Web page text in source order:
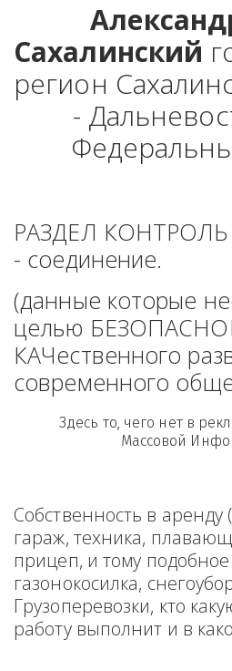
Сахалинский
регион
-
РАЗДЕЛ КОНТРОЛЬ
- соединение.
(данные которые
целью
КАЧественного
современного
Здесь то, чего нет в
Массовой
Собственность в аренду
гараж, техника,
прицеп, и тому
газонокосилка,
Грузоперевозки, кто
работу выполнит и в